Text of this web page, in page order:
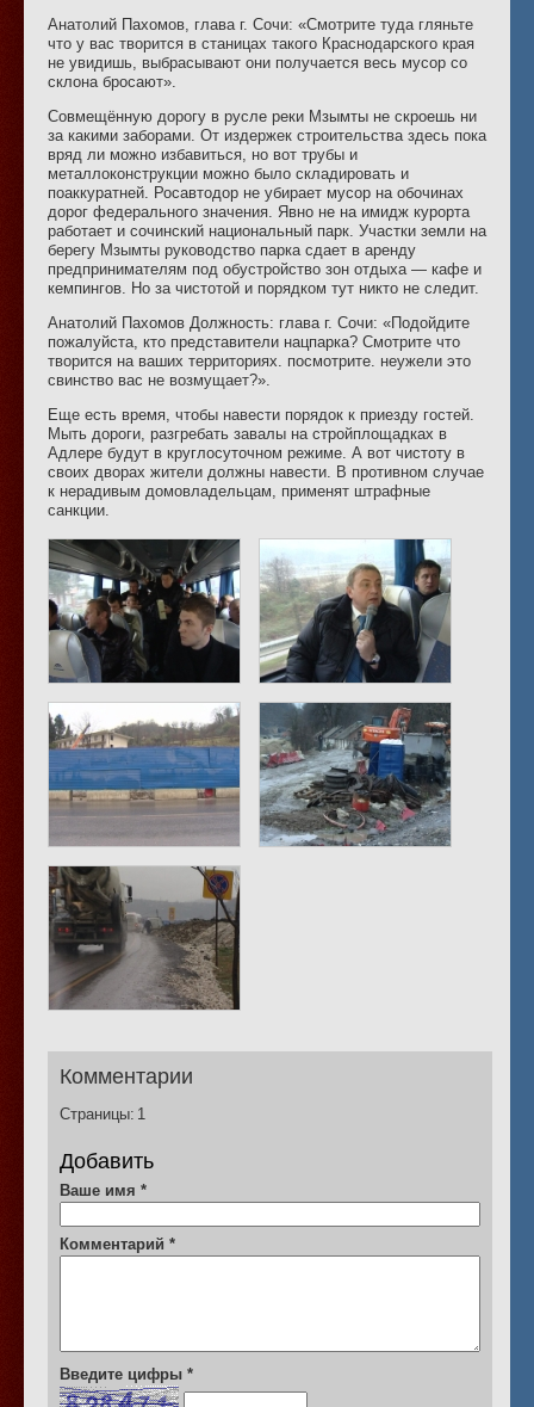
Анатолий Пахомов, глава г. Сочи: «Смотрите туда гляньте
что у вас творится в станицах такого Краснодарского края
не увидишь, выбрасывают они получается весь мусор со
склона бросают».
Совмещённую дорогу в русле реки Мзымты не скроешь ни
за какими заборами. От издержек строительства здесь пока
вряд ли можно избавиться, но вот трубы и
металлоконструкции можно было складировать и
поаккуратней. Росавтодор не убирает мусор на обочинах
дорог федерального значения. Явно не на имидж курорта
работает и сочинский национальный парк. Участки земли на
берегу Мзымты руководство парка сдает в аренду
предпринимателям под обустройство зон отдыха — кафе и
кемпингов. Но за чистотой и порядком тут никто не следит.
Анатолий Пахомов Должность: глава г. Сочи: «Подойдите
пожалуйста, кто представители нацпарка? Смотрите что
творится на ваших территориях. посмотрите. неужели это
свинство вас не возмущает?».
Еще есть время, чтобы навести порядок к приезду гостей.
Мыть дороги, разгребать завалы на стройплощадках в
Адлере будут в круглосуточном режиме. А вот чистоту в
своих дворах жители должны навести. В противном случае
к нерадивым домовладельцам, применят штрафные
санкции.
Комментарии
Страницы: 1
Добавить
Ваше имя *
Комментарий *
Введите цифры *